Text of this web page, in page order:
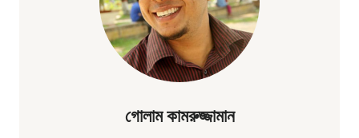
গোলাম কামরুজ্জামান